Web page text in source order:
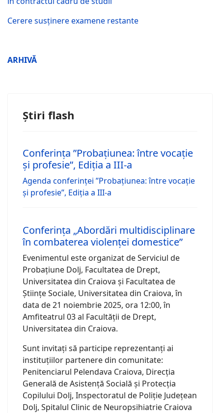
Cerere susținere examene restante
ARHIVĂ
Știri flash
Conferința ”Probațiunea: între vocație
și profesie”, Ediția a III-a
Agenda conferinței ”Probațiunea: între vocație
și profesie”, Ediția a III-a
Conferința „Abordări multidisciplinare
în combaterea violenței domestice”
Evenimentul este organizat de Serviciul de
Probațiune Dolj, Facultatea de Drept,
Universitatea din Craiova și Facultatea de
Științe Sociale, Universitatea din Craiova, în
data de 21 noiembrie 2025, ora 12:00, în
Amfiteatrul 03 al Facultății de Drept,
Universitatea din Craiova.
Sunt invitați să participe reprezentanți ai
instituțiilor partenere din comunitate:
Penitenciarul Pelendava Craiova, Direcția
Generală de Asistență Socială și Protecția
Copilului Dolj, Inspectoratul de Poliție Județean
Dolj, Spitalul Clinic de Neuropsihiatrie Craiova